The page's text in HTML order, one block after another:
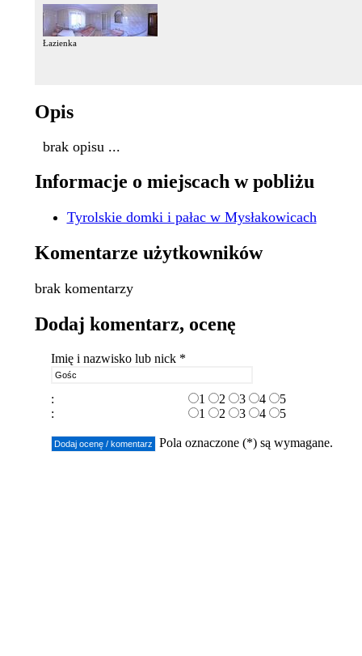
Łazienka
Opis
brak opisu ...
Informacje o miejscach w pobliżu
Tyrolskie domki i pałac w Mysłakowicach
Komentarze użytkowników
brak komentarzy
Dodaj komentarz, ocenę
Imię i nazwisko lub nick *
: 1 2 3 4
5
:
1 2 3 4 5
Pola oznaczone (*) są wymagane.